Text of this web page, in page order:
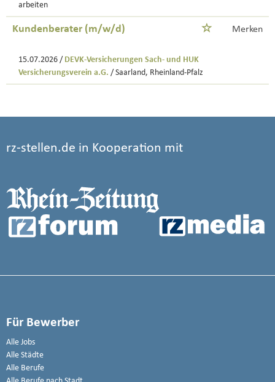
arbeiten
Kundenberater (m/w/d) Merken
15.07.2026 / DEVK-Versicherungen Sach- und HUK
Versicherungsverein a.G. / Saarland, Rheinland-Pfalz
rz-stellen.de in Kooperation mit
Für Bewerber
Alle Jobs
Alle Städte
Alle Berufe